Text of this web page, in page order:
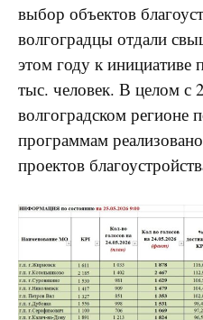
выбор объектов
волгоградцы отдали
этом году к инициативе
тыс. человек. В целом с
волгоградском регионе
программам
проектов